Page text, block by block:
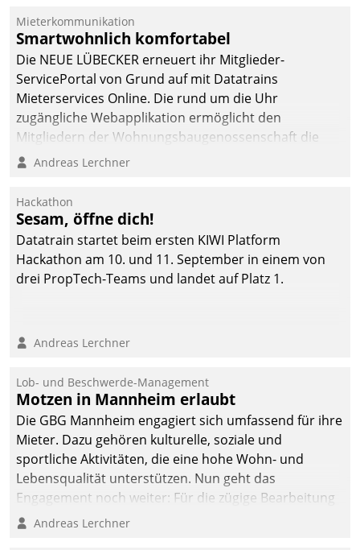
Mieterkommunikation
Smartwohnlich komfortabel
Die NEUE LÜBECKER erneuert ihr Mitglieder-
ServicePortal von Grund auf mit Datatrains
Mieterservices Online. Die rund um die Uhr
zugängliche Webapplikation ermöglicht den
Mitgliedern der Wohnungs­bau­genossenschaft die
Kontaktaufnahme per Smartphone, Tablet oder PC.
Andreas Lerchner
Hackathon
Sesam, öffne dich!
Datatrain startet beim ersten KIWI Platform
Hackathon am 10. und 11. September in einem von
drei PropTech-Teams und landet auf Platz 1.
Andreas Lerchner
Lob- und Beschwerde-Management
Motzen in Mannheim erlaubt
Die GBG Mannheim engagiert sich umfassend für ihre
Mieter. Dazu gehören kulturelle, soziale und
sportliche Aktivitäten, die eine hohe Wohn- und
Lebensqualität unterstützen. Nun geht das
Engagement noch weiter: Für die zügige Bearbeitung
von Beschwerden – oder Lob – richtet das
Andreas Lerchner